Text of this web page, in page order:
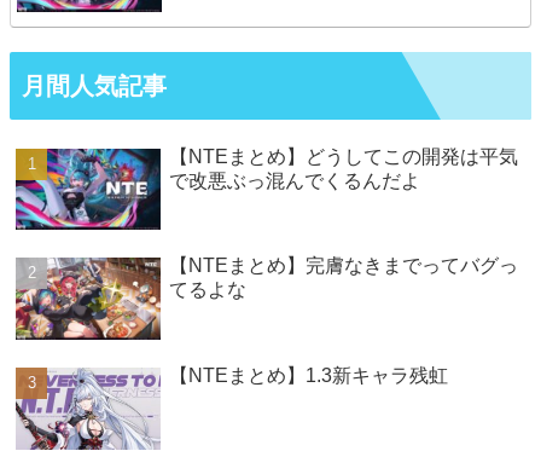
月間人気記事
【NTEまとめ】どうしてこの開発は平気
で改悪ぶっ混んでくるんだよ
【NTEまとめ】完膚なきまでってバグっ
てるよな
【NTEまとめ】1.3新キャラ残虹